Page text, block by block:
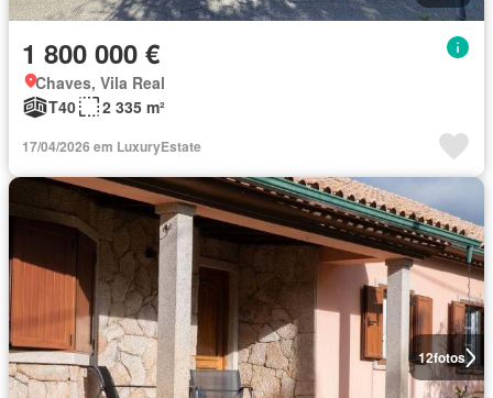
1 800 000 €
Chaves, Vila Real
T40
2 335 m²
17/04/2026 em LuxuryEstate
12fotos